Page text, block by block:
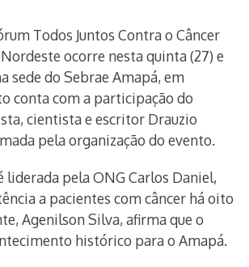
Todos Juntos Contra o Câncer
ocorre nesta quinta (27) e
sede do Sebrae Amapá, em
conta com a participação do
cientista e escritor Drauzio
pela organização do evento.
liderada pela ONG Carlos Daniel,
a pacientes com câncer há oito
Agenilson Silva, afirma que o
histórico para o Amapá.